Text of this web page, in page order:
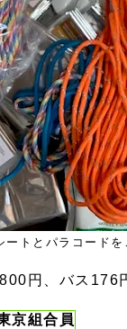
トとパラコードを
円、バス176
京組合員